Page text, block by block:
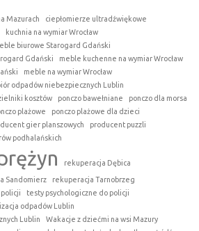
Mazurach
ciepłomierze ultradźwiękowe
kuchnia na wymiar Wrocław
biurowe Starogard Gdański
Gdański
meble kuchenne na wymiar Wrocław
meble na wymiar Wrocław
odpadów niebezpiecznych Lublin
kosztów ponczo bawełniane
ponczo dla morsa
plażowe
ponczo plażowe dla dzieci
gier planszowych
producent puzzli
podhalańskich
rekuperacja Dębica
Sandomierz
rekuperacja Tarnobrzeg
testy psychologiczne do policji
odpadów Lublin
Lublin
Wakacje z dziećmi na wsi Mazury